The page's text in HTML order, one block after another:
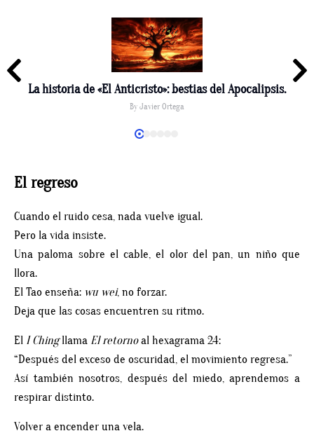
La historia de «El Anticristo»: bestias del Apocalipsis.
By Javier Ortega
El regreso
Cuando el ruido cesa, nada vuelve igual.
Pero la vida insiste.
Una paloma sobre el cable, el olor del pan, un niño que
llora.
El Tao enseña: wu wei, no forzar.
Deja que las cosas encuentren su ritmo.
El I Chingllama El retornoal hexagrama 24:
“Después del exceso de oscuridad, el movimiento regresa.”
Así también nosotros, después del miedo, aprendemos a
respirar distinto.
Volver a encender una vela.